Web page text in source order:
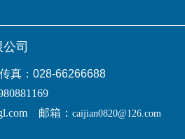
司
传真： 028-66266688
邮箱： caijian0820@126.com